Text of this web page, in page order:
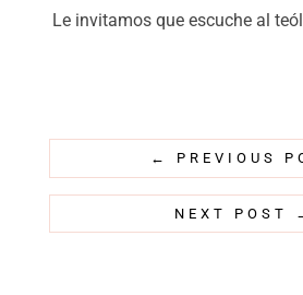
Le invitamos que escuche al
← PREVIOUS
NEXT POST